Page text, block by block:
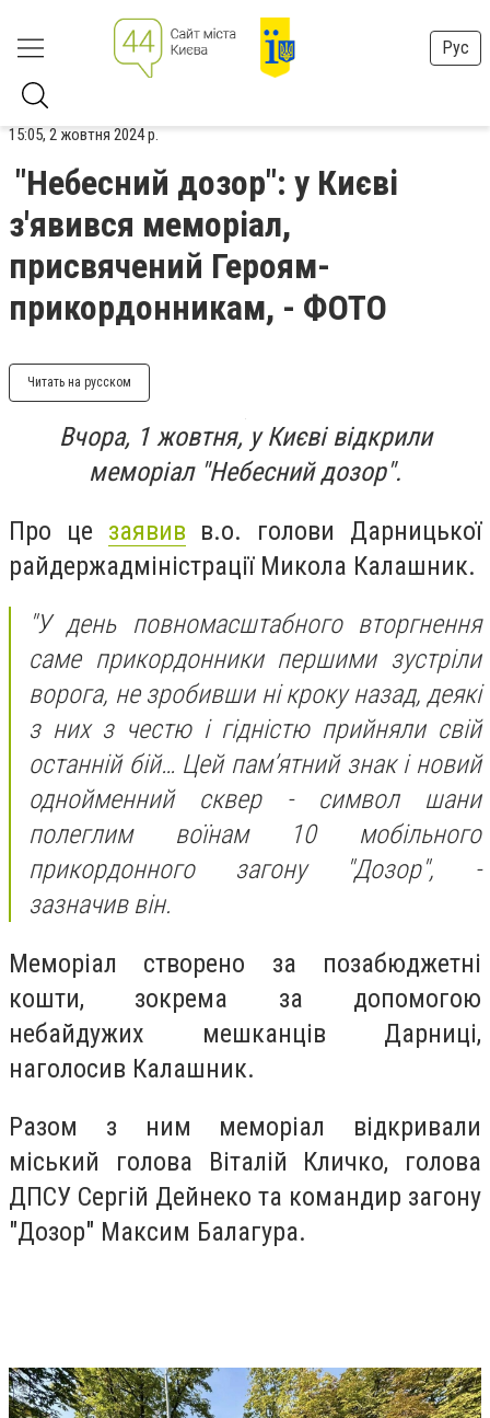
Рус
15:05, 2 жовтня 2024 р.
"Небесний дозор": у Києві
з'явився меморіал,
присвячений Героям-
прикордонникам, - ФОТО
Читать на русском
Вчора, 1 жовтня, у Києві відкрили
меморіал "Небесний дозор".
Про це заявив в.о. голови Дарницької
райдержадміністрації Микола Калашник.
"У день повномасштабного вторгнення
саме прикордонники першими зустріли
ворога, не зробивши ні кроку назад, деякі
з них з честю і гідністю прийняли свій
останній бій… Цей пам’ятний знак і новий
однойменний сквер - символ шани
полеглим воїнам 10 мобільного
прикордонного загону "Дозор", -
зазначив він.
Меморіал створено за позабюджетні
кошти, зокрема за допомогою
небайдужих мешканців Дарниці,
наголосив Калашник.
Разом з ним меморіал відкривали
міський голова Віталій Кличко, голова
ДПСУ Сергій Дейнеко та командир загону
"Дозор" Максим Балагура.